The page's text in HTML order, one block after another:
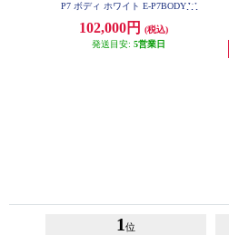
P7 ボディ ホワイト E-P7BODY-W
102,000円
(税込)
発送目安: 5営業日
1 位